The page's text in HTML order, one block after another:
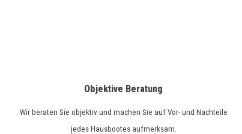
Objektive Beratung
Wir beraten Sie objektiv und machen Sie auf Vor- und Nachteile
jedes Hausbootes aufmerksam.